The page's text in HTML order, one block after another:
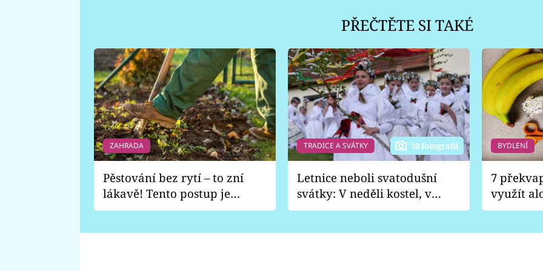
PŘEČTĚTE SI TAKÉ
ZAHRADA
Pěstování bez rytí – to zní
lákavě! Tento postup je
vhodný jen pro některé
TRADICE A SVÁTKY 10 fotografií
Letnice neboli svatodušní
svátky: V neděli kostel, v
pondělí zábava
BYDLENÍ
7
využít